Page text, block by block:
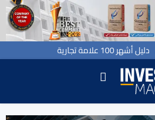
دليل أشهر 100 علامة تجارية